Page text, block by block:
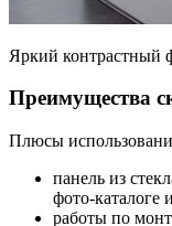
Яркий контрастный
Преимущества
Плюсы
панель из
фото-каталоге
работы по